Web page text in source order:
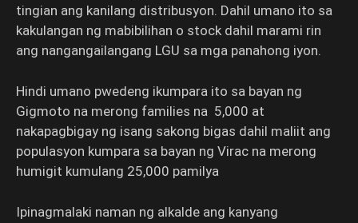
tingian ang kanilang distribusyon. Dahil umano ito sa
kakulangan ng mabibilihan o stock dahil marami rin
ang nangangailangang LGU sa mga panahong iyon.
Hindi umano pwedeng ikumpara ito sa bayan ng
Gigmoto na merong families na 5,000 at
nakapagbigay ng isang sakong bigas dahil maliit ang
populasyon kumpara sa bayan ng Virac na merong
humigit kumulang 25,000 pamilya
Ipinagmalaki naman ng alkalde ang kanyang